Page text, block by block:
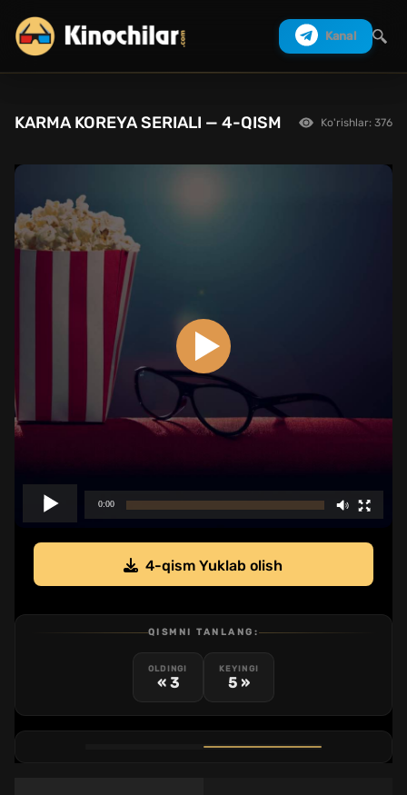
Kanal
KARMA KOREYA SERIALI — 4-QISM Ko'rishlar: 376
4-qism Yuklab olish
QISMNI TANLANG:
OLDINGI
« 3
KEYINGI
5 »